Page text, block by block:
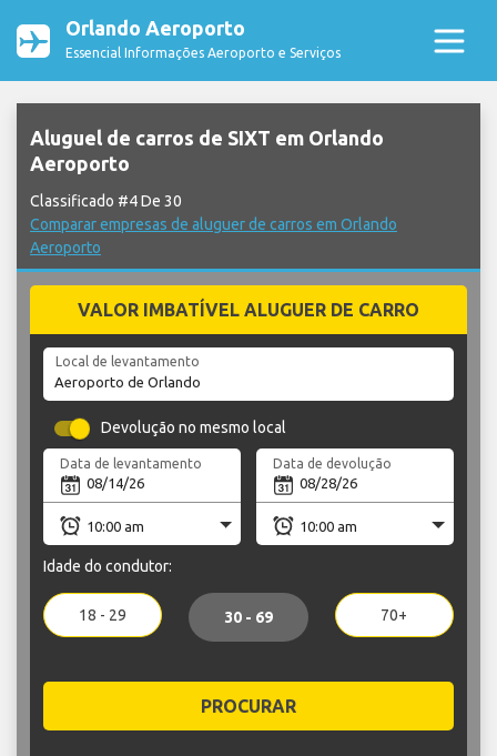
Orlando Aeroporto
Essencial Informações Aeroporto e Serviços
Aluguel de carros de SIXT em Orlando
Aeroporto
Classificado #4 De 30
Comparar empresas de aluguer de carros em Orlando
Aeroporto
VALOR IMBATÍVEL ALUGUER DE CARRO
Local de levantamento
Devolução no mesmo local
Data de levantamento Data de devolução
Idade do condutor:
18 - 29 30 - 69 70+
PROCURAR